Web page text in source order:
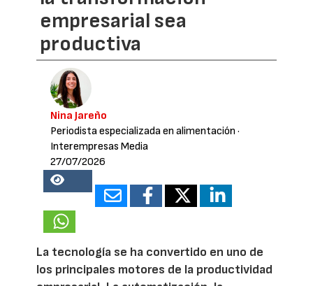
empresarial sea
productiva
Nina Jareño
Periodista especializada en alimentación ·
Interempresas Media
27/07/2026
13855
La tecnología se ha convertido en uno de
los principales motores de la productividad